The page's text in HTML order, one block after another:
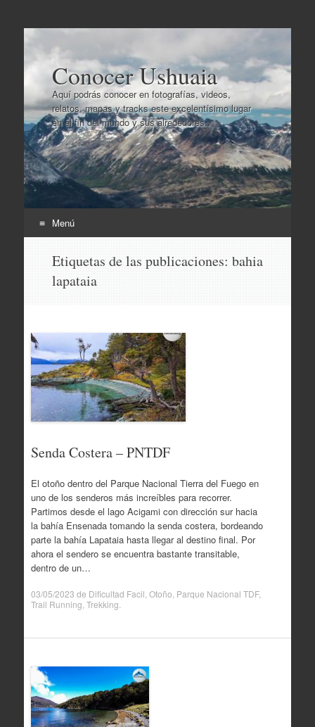
Conocer Ushuaia
Aquí podrás conocer en fotografías, videos,
relatos, mapas y tracks este excelentísimo lugar
en el fin del mundo y sus alrededores..
Menú
contenido
Etiquetas de las publicaciones: bahia
lapataia
Senda Costera – PNTDF
El otoño dentro del Parque Nacional Tierra del Fuego en
uno de los senderos más increíbles para recorrer.
Partimos desde el lago Acigami con dirección sur hacia
la bahía Ensenada tomando la senda costera, bordeando
parte la bahía Lapataia hasta llegar al destino final. Por
ahora el sendero se encuentra bastante transitable,
dentro de un…
03/05/2023 de Dificultad Facil Otoño Parque Nacional TDF,
Trail Running Trekking